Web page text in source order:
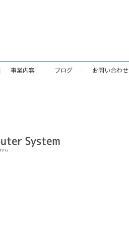
事業内容 ブログ お問い合わせ